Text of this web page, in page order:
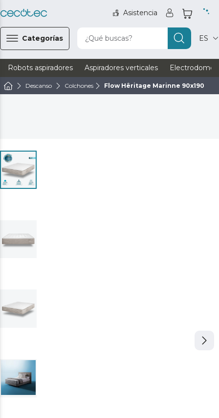
Asistencia
Categorías ¿Qué buscas? ES
Robots aspiradores Aspiradores verticales
Descanso Colchones Flow Hêritage Marinne 90x190